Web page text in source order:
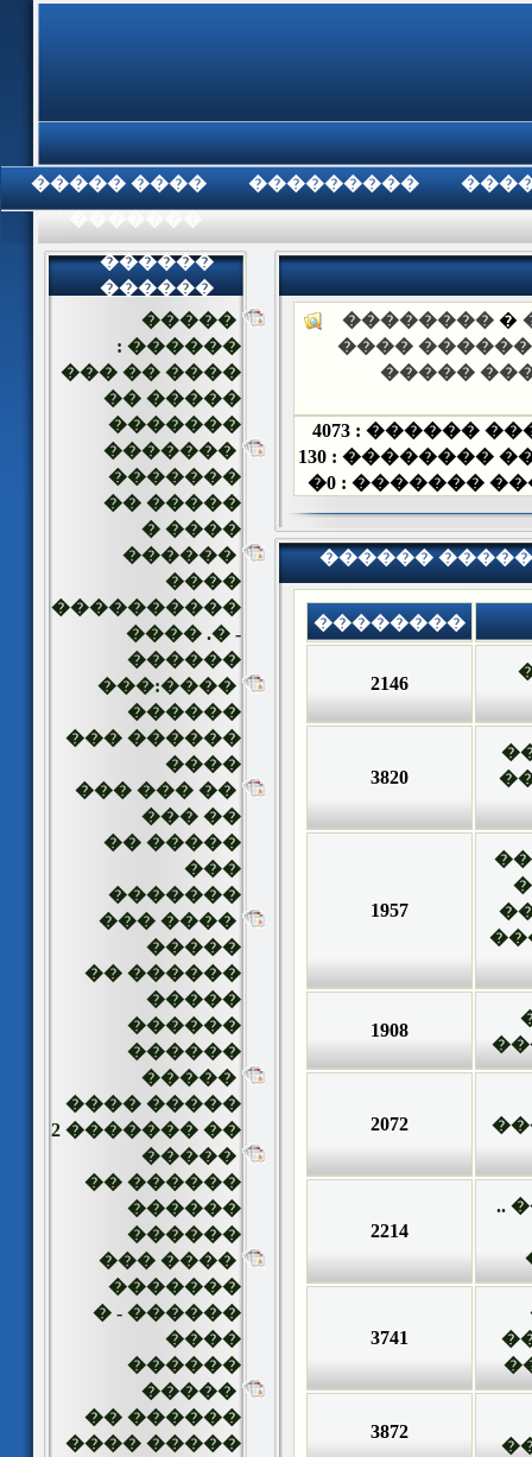
���� ����� ���������
������
������
�����
������ :
���� �� ���
����� ��
�������
�������
�������
����� ��
���� �
������
����
����������
- �. ����
������
����:���
������
������ ���
����
�� ��� ���
�� ���
����� ��
���
�������
���� ���
�����
������ ��
�����
������
������
�����
����� ����
�� ������� 2
�����
������ ��
������
������
���� ���
�������
������ - �
����
������
�����
������ ��
����� ����
�
��������
��� ������
������
��� ������
4073
���
130
��� �������
0
�
������
��������
2146
3820
1957
1908
2072
2214
3741
3872